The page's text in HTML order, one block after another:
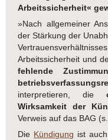
Arbeitssicherheit«
»Nach allgemeiner
der Stärkung der
Arbeitssicherheit und
fehlende
interpretieren, die
Wirksamkeit der
Verweis auf das BAG
Die Kündigung ist